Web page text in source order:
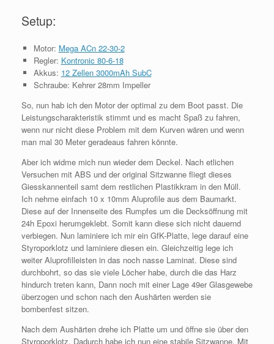
Setup:
Motor: Mega ACn 22-30-2
Regler: Kontronic 80-6-18
Akkus: 12 Zellen 3000mAh SubC
Schraube: Kehrer 28mm Impeller
So, nun hab ich den Motor der optimal zu dem Boot passt. Die
Leistungscharakteristik stimmt und es macht Spaß zu fahren,
wenn nur nicht diese Problem mit dem Kurven wären und wenn
man mal 30 Meter geradeaus fahren könnte.
Aber ich widme mich nun wieder dem Deckel. Nach etlichen
Versuchen mit ABS und der original Sitzwanne fliegt dieses
Giesskannenteil samt dem restlichen Plastikkram in den Müll.
Ich nehme einfach 10 x 10mm Aluprofile aus dem Baumarkt.
Diese auf der Innenseite des Rumpfes um die Decksöffnung mit
24h Epoxi herumgeklebt. Somit kann diese sich nicht dauernd
verbiegen. Nun laminiere ich mir ein GfK-Platte, lege darauf eine
Styroporklotz und laminiere diesen ein. Gleichzeitig lege ich
weiter Aluprofilleisten in das noch nasse Laminat. Diese sind
durchbohrt, so das sie viele Löcher habe, durch die das Harz
hindurch treten kann, Dann noch mit einer Lage 49er Glasgewebe
überzogen und schon nach den Aushärten werden sie
bombenfest sitzen.
Nach dem Aushärten drehe ich Platte um und öffne sie über den
Styroporklotz. Dadurch habe ich nun eine stabile Sitzwanne. Mit